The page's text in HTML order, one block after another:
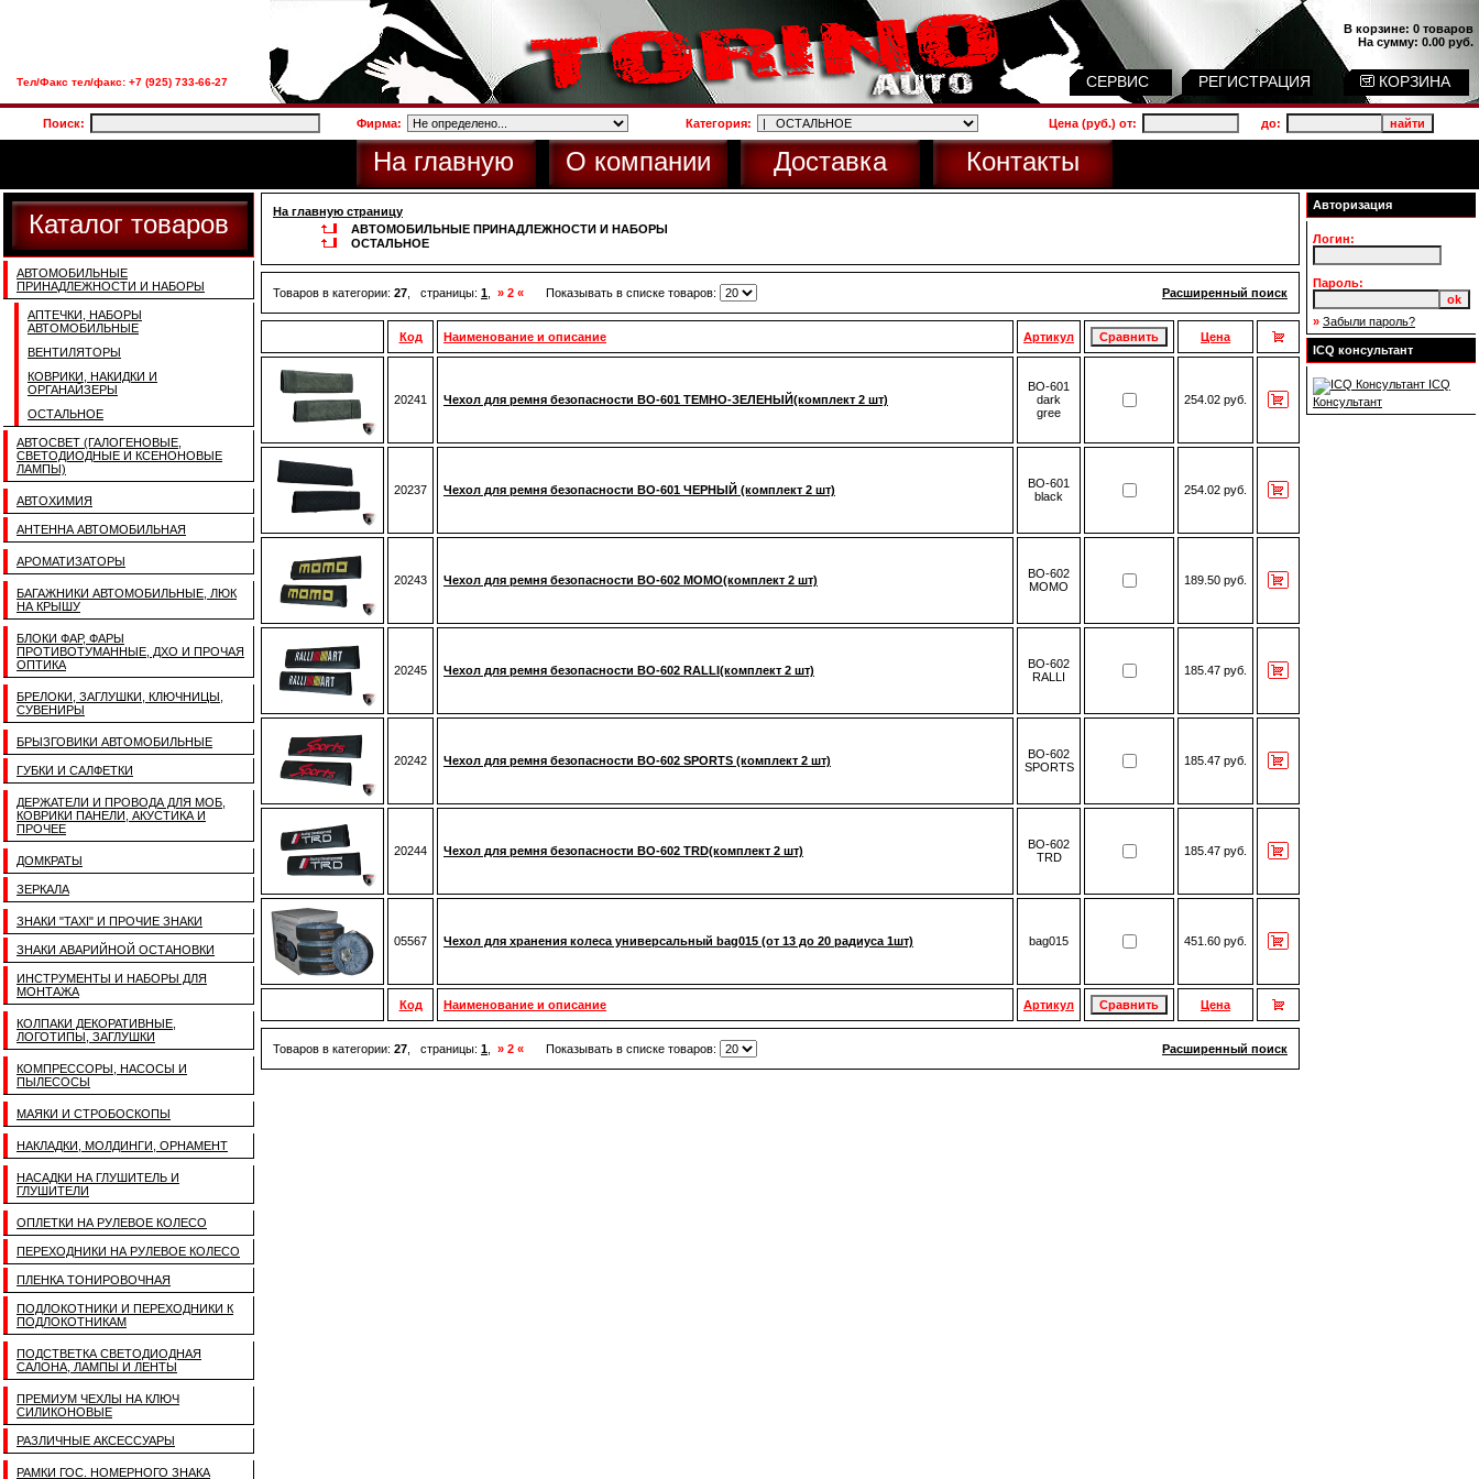
В корзине: 0 товаров
На сумму: 0.00 руб.
Тел/Факс тел/факс: +7 (925) 733-66-27 СЕРВИС РЕГИСТРАЦИЯ КОРЗИНА
Поиск: Фирма: Категория: Цена (руб.) от: до:
На главную О компании Доставка Контакты
Каталог товаров
АВТОМОБИЛЬНЫЕ
ПРИНАДЛЕЖНОСТИ И НАБОРЫ
АПТЕЧКИ, НАБОРЫ
АВТОМОБИЛЬНЫЕ
ВЕНТИЛЯТОРЫ
КОВРИКИ, НАКИДКИ И
ОРГАНАЙЗЕРЫ
ОСТАЛЬНОЕ
АВТОСВЕТ (ГАЛОГЕНОВЫЕ,
СВЕТОДИОДНЫЕ И КСЕНОНОВЫЕ
ЛАМПЫ)
АВТОХИМИЯ
АНТЕННА АВТОМОБИЛЬНАЯ
АРОМАТИЗАТОРЫ
БАГАЖНИКИ АВТОМОБИЛЬНЫЕ, ЛЮК
НА КРЫШУ
БЛОКИ ФАР, ФАРЫ
ПРОТИВОТУМАННЫЕ, ДХО И ПРОЧАЯ
ОПТИКА
БРЕЛОКИ, ЗАГЛУШКИ, КЛЮЧНИЦЫ,
СУВЕНИРЫ
БРЫЗГОВИКИ АВТОМОБИЛЬНЫЕ
ГУБКИ И САЛФЕТКИ
ДЕРЖАТЕЛИ И ПРОВОДА ДЛЯ МОБ,
КОВРИКИ ПАНЕЛИ, АКУСТИКА И
ПРОЧЕЕ
ДОМКРАТЫ
ЗЕРКАЛА
ЗНАКИ "TAXI" И ПРОЧИЕ ЗНАКИ
ЗНАКИ АВАРИЙНОЙ ОСТАНОВКИ
ИНСТРУМЕНТЫ И НАБОРЫ ДЛЯ
МОНТАЖА
КОЛПАКИ ДЕКОРАТИВНЫЕ,
ЛОГОТИПЫ, ЗАГЛУШКИ
КОМПРЕССОРЫ, НАСОСЫ И
ПЫЛЕСОСЫ
МАЯКИ И СТРОБОСКОПЫ
НАКЛАДКИ, МОЛДИНГИ, ОРНАМЕНТ
НАСАДКИ НА ГЛУШИТЕЛЬ И
ГЛУШИТЕЛИ
ОПЛЕТКИ НА РУЛЕВОЕ КОЛЕСО
ПЕРЕХОДНИКИ НА РУЛЕВОЕ КОЛЕСО
ПЛЕНКА ТОНИРОВОЧНАЯ
ПОДЛОКОТНИКИ И ПЕРЕХОДНИКИ К
ПОДЛОКОТНИКАМ
ПОДСТВЕТКА СВЕТОДИОДНАЯ
САЛОНА, ЛАМПЫ И ЛЕНТЫ
ПРЕМИУМ ЧЕХЛЫ НА КЛЮЧ
СИЛИКОНОВЫЕ
РАЗЛИЧНЫЕ АКСЕССУАРЫ
РАМКИ ГОС. НОМЕРНОГО ЗНАКА
На главную страницу
АВТОМОБИЛЬНЫЕ ПРИНАДЛЕЖНОСТИ И НАБОРЫ
ОСТАЛЬНОЕ
Товаров в категории: 27 , страницы: 1 » 2 « Показывать в списке товаров: Расширенный поиск
Код Наименование и описание Артикул Цена
20241 Чехол для ремня безопасности BO-601 ТЕМНО-ЗЕЛЕНЫЙ(комплект 2 шт)
BO-601
dark
gree
254.02 руб.
20237 Чехол для ремня безопасности BO-601 ЧЕРНЫЙ (комплект 2 шт)
BO-601
black
254.02 руб.
20243 Чехол для ремня безопасности BO-602 MOMO(комплект 2 шт)
BO-602
MOMO
189.50 руб.
20245 Чехол для ремня безопасности BO-602 RALLI(комплект 2 шт)
BO-602
RALLI
185.47 руб.
20242 Чехол для ремня безопасности BO-602 SPORTS (комплект 2 шт)
BO-602
SPORTS
185.47 руб.
20244 Чехол для ремня безопасности BO-602 TRD(комплект 2 шт)
BO-602
TRD
185.47 руб.
05567 Чехол для хранения колеса универсальный bag015 (от 13 до 20 радиуса 1шт) bag015 451.60 руб.
Код Наименование и описание Артикул Цена
Товаров в категории: 27 , страницы: 1 » 2 « Показывать в списке товаров: Расширенный поиск
Авторизация
Логин:
Пароль:
» Забыли пароль?
ICQ консультант
ICQ
Консультант